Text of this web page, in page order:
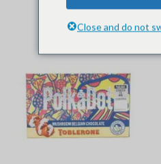
Close and do not